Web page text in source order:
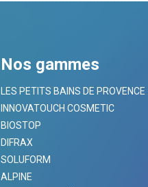
Nos gammes
LES PETITS BAINS DE PROVENCE
INNOVATOUCH COSMETIC
BIOSTOP
DIFRAX
SOLUFORM
ALPINE